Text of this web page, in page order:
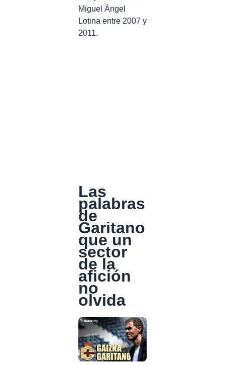
Miguel Ángel
Lotina entre 2007 y
2011.
Las
palabras
de
Garitano
que un
sector
de la
afición
no
olvida